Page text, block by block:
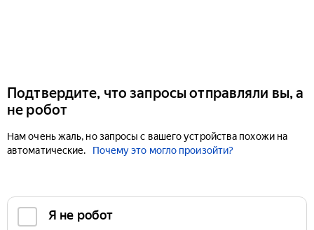
Подтвердите, что запросы отправляли вы, а
не робот
Нам очень жаль, но запросы с вашего устройства похожи на
автоматические.
Почему это могло произойти?